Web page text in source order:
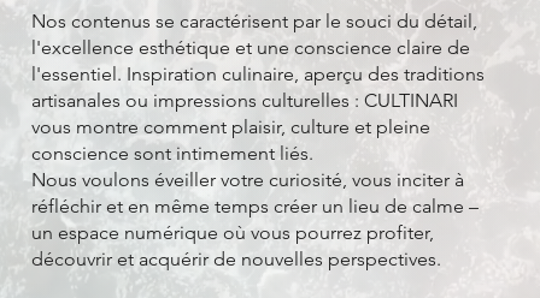
Nos contenus se caractérisent par le souci du détail,
l'excellence esthétique et une conscience claire de
l'essentiel. Inspiration culinaire, aperçu des traditions
artisanales ou impressions culturelles : CULTINARI
vous montre comment plaisir, culture et pleine
conscience sont intimement liés.
Nous voulons éveiller votre curiosité, vous inciter à
réfléchir et en même temps créer un lieu de calme –
un espace numérique où vous pourrez profiter,
découvrir et acquérir de nouvelles perspectives.